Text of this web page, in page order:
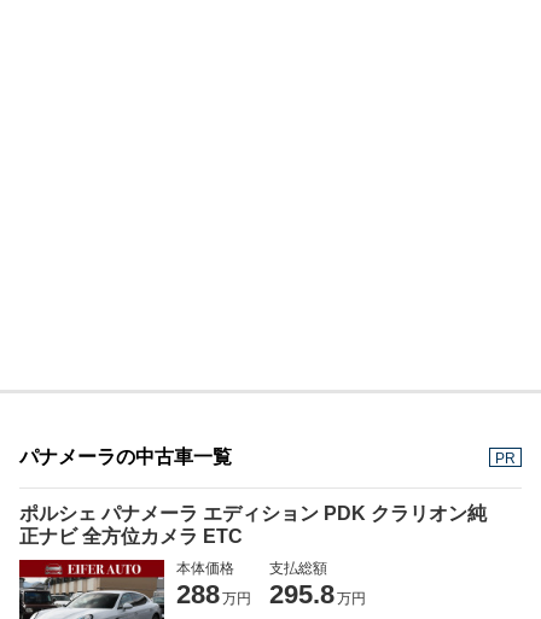
パナメーラの中古車一覧 PR
ポルシェ パナメーラ エディション PDK クラリオン純
正ナビ 全方位カメラ ETC
本体価格
288万円
支払総額
295.8万円